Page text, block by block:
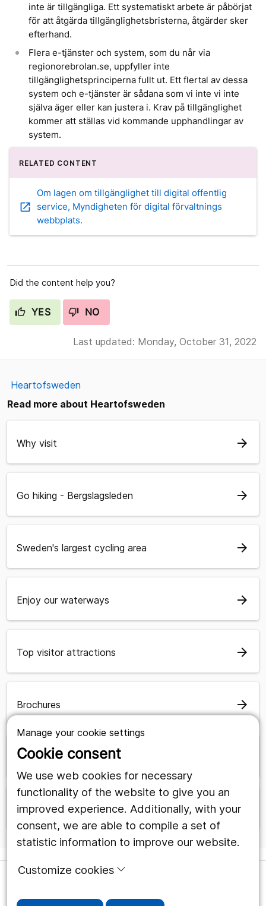
Manage your cookie settings
Cookie consent
We use web cookies for necessary
functionality of the website to give you an
improved experience. Additionally, with your
consent, we are able to compile a set of
statistic information to improve our website.
Customize cookies
inte är tillgängliga. Ett systematiskt arbete är påbörjat
för att åtgärda tillgänglighetsbristerna, åtgärder sker
efterhand.
Flera e-tjänster och system, som du når via
regionorebrolan.se, uppfyller inte
tillgänglighetsprinciperna fullt ut. Ett flertal av dessa
system och e-tjänster är sådana som vi inte vi inte
själva äger eller kan justera i. Krav på tillgänglighet
kommer att ställas vid kommande upphandlingar av
system.
RELATED CONTENT
open_in_new
Om lagen om tillgänglighet till digital offentlig
service, Myndigheten för digital förvaltnings
webbplats.
Did the content help you?
YES NO
Last updated: Monday, October 31, 2022
Heartofsweden
Read more about Heartofsweden
Why visit arrow_forward
Go hiking - Bergslagsleden arrow_forward
Sweden's largest cycling area arrow_forward
Enjoy our waterways arrow_forward
Top visitor attractions arrow_forward
Brochures arrow_forward
Our tourist destinations
GDPR Information arrow_forward